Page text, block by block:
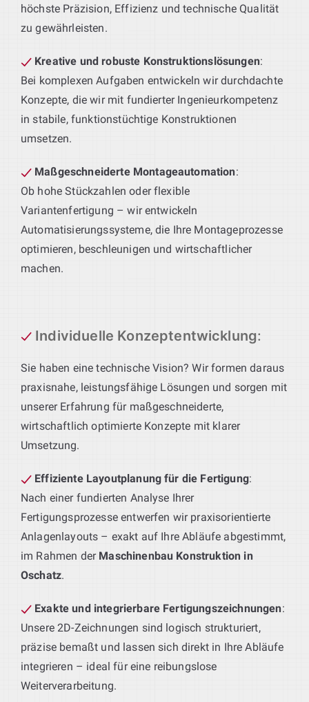
höchste Präzision, Effizienz und technische Qualität
zu gewährleisten.
Kreative und robuste Konstruktionslösungen:
Bei komplexen Aufgaben entwickeln wir durchdachte
Konzepte, die wir mit fundierter Ingenieurkompetenz
in stabile, funktionstüchtige Konstruktionen
umsetzen.
Maßgeschneiderte Montageautomation:
Ob hohe Stückzahlen oder flexible
Variantenfertigung – wir entwickeln
Automatisierungssysteme, die Ihre Montageprozesse
optimieren, beschleunigen und wirtschaftlicher
machen.
Individuelle Konzeptentwicklung:
Sie haben eine technische Vision? Wir formen daraus
praxisnahe, leistungsfähige Lösungen und sorgen mit
unserer Erfahrung für maßgeschneiderte,
wirtschaftlich optimierte Konzepte mit klarer
Umsetzung.
Effiziente Layoutplanung für die Fertigung:
Nach einer fundierten Analyse Ihrer
Fertigungsprozesse entwerfen wir praxisorientierte
Anlagenlayouts – exakt auf Ihre Abläufe abgestimmt,
im Rahmen der Maschinenbau Konstruktion in
Oschatz.
Exakte und integrierbare Fertigungszeichnungen:
Unsere 2D-Zeichnungen sind logisch strukturiert,
präzise bemaßt und lassen sich direkt in Ihre Abläufe
integrieren – ideal für eine reibungslose
Weiterverarbeitung.